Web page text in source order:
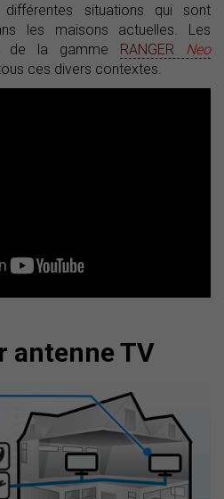
situations qui sont
les maisons actuelles. Les
de la gamme
RANGER Neo
ces divers contextes.
antenne TV